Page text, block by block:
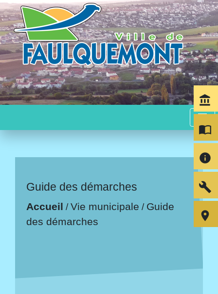
menu
Guide des démarches
Accueil /Vie municipale / Guide
des démarches
account_balance
import_contacts
info
build
room